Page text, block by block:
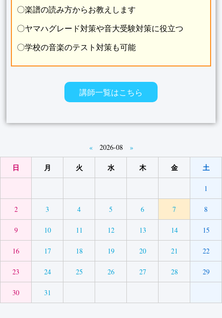
〇楽譜の読み方からお教えします
〇ヤマハグレード対策や音大受験対策に役立つ
〇学校の音楽のテスト対策も可能
講師一覧はこちら
« 2026-08 »
日 月 火 水 木 金 土
1
2 3 4 5 6 7 8
9 10 11 12 13 14 15
16 17 18 19 20 21 22
23 24 25 26 27 28 29
30 31